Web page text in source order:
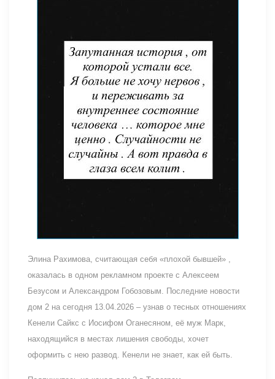
Элина Рахимова, считающая себя «плохой бывшей» ,
оказалась в одном рекламном проекте с Алексеем
Безусом и Александром Гобозовым. Последние новости
дом 2 на сегодня 13.04.2026 – узнав о тесных отношениях
Кенели Сайкс с Иосифом Оганесяном, её муж Марк,
находящийся в местах лишения свободы, хочет
оформить с нею развод. Кенели не знает, как ей быть.